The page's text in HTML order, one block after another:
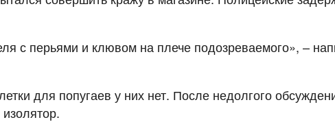
с перьями и клювом на плече подозреваемого», –
для попугаев у них нет. После недолгого